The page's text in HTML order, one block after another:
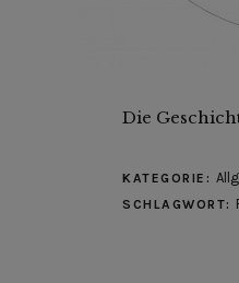
Die
KATEGORIE:
SCHLAGWORT: